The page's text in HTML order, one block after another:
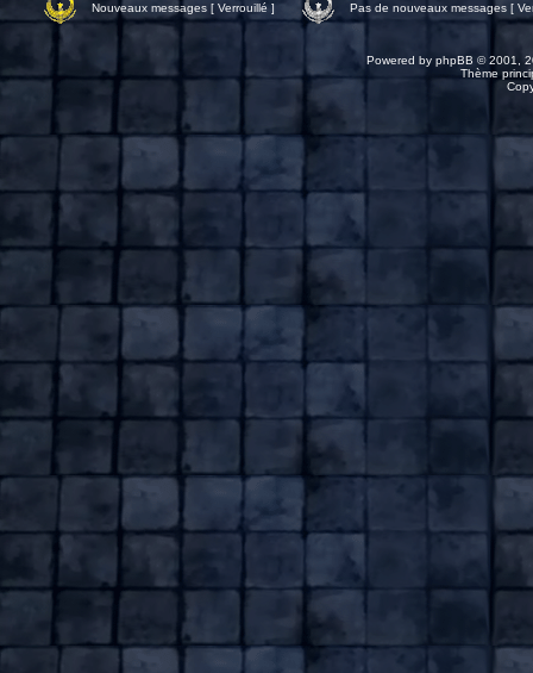
Nouveaux messages [ Verrouillé ] Pas de nouveaux messages [
Powered by phpBB © 2001,
Thème